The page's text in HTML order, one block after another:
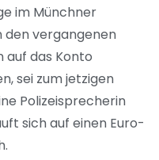
im Münchner
den vergangenen
auf das Konto
sei zum jetzigen
Polizeisprecherin
sich auf einen Euro-